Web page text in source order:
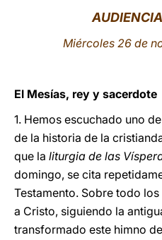
Miércoles 26 de
El Mesías, rey y sacerdote
1. Hemos escuchado uno
de la historia de la
que la liturgia de las
domingo, se cita
Testamento. Sobre todo
a Cristo, siguiendo la
transformado este himno